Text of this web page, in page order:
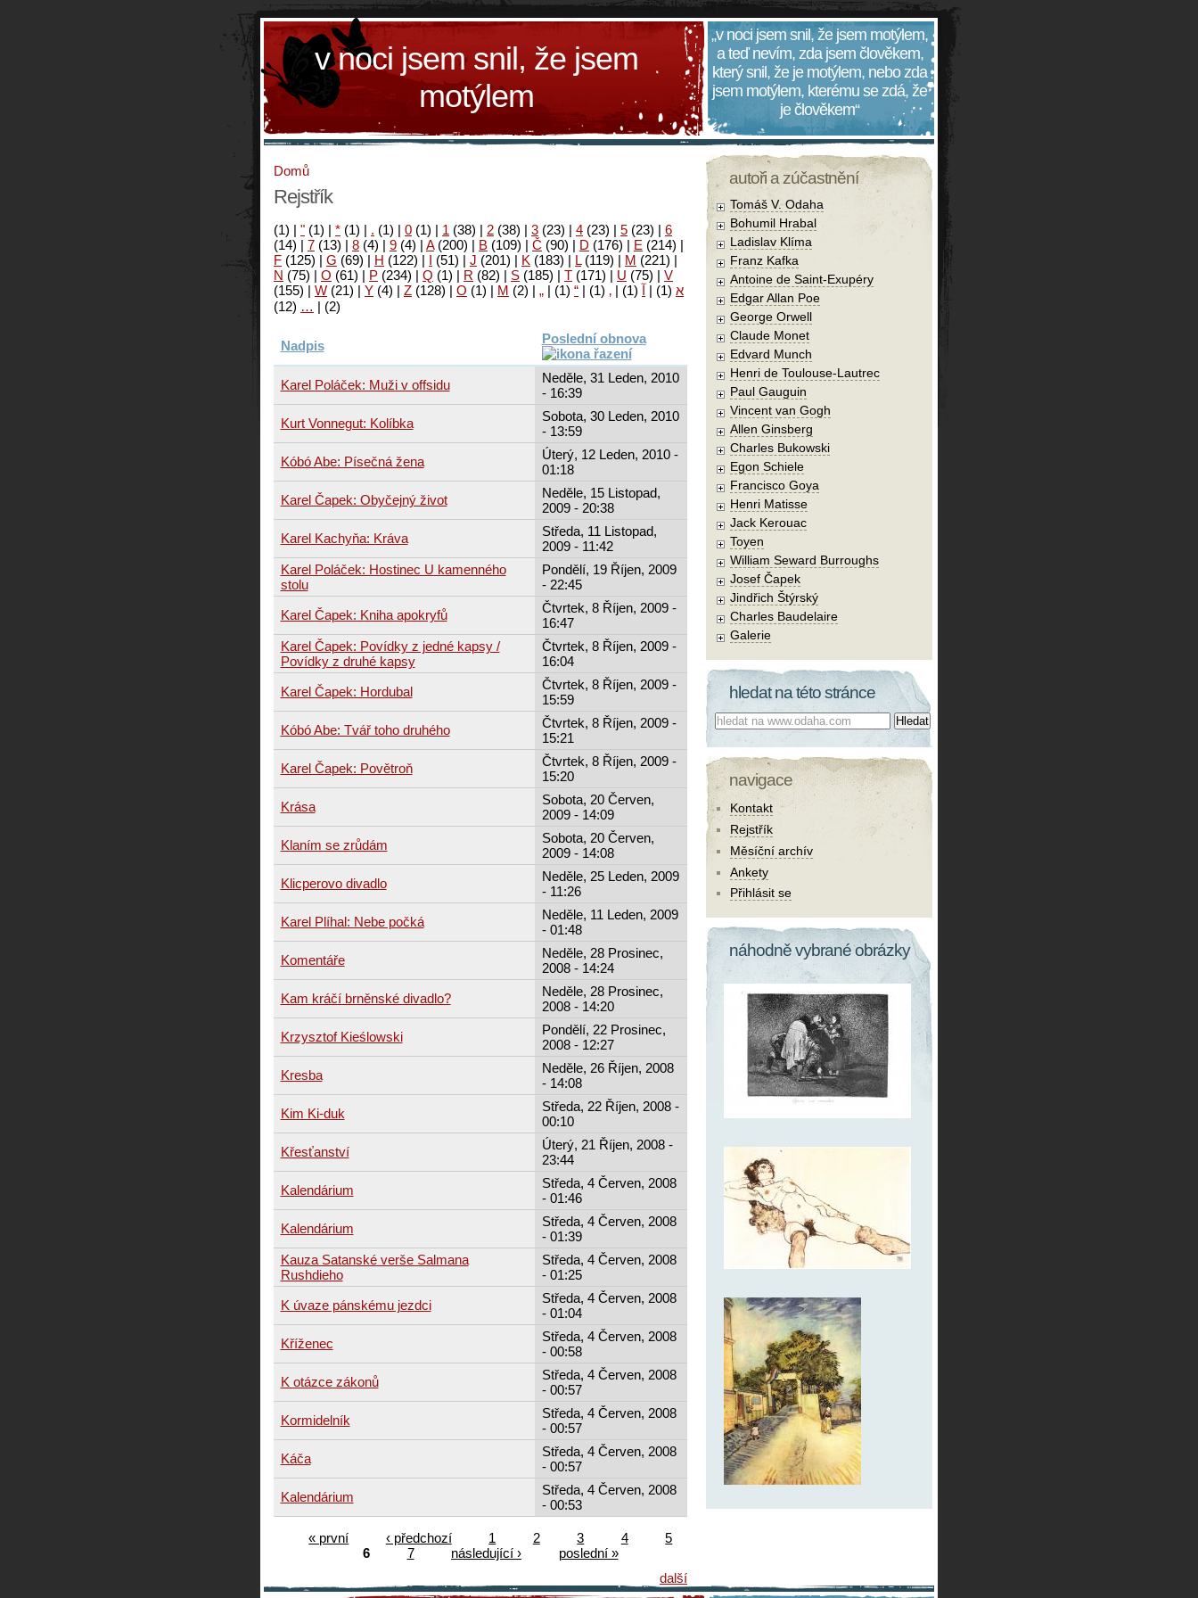
v noci jsem snil, že jsem
motýlem
„v noci jsem snil, že jsem motýlem,
a teď nevím, zda jsem člověkem,
který snil, že je motýlem, nebo zda
jsem motýlem, kterému se zdá, že
je člověkem“
Domů
Rejstřík
(1) | " (1) | * (1) | . (1) | 0 (1) | 1 (38) | 2 (38) | 3 (23) | 4 (23) | 5 (23) | 6
(14) | 7 (13) | 8 (4) | 9 (4) | A(200) | B (109) | Č (90) | D (176) | E (214) |
F (125) | G (69) | H (122) | I (51) | J (201) | K (183) | L(119) | M (221) |
N (75) | O (61) | P (234) | Q (1) | R (82) | S (185) | T (171) | U (75) | V
(155) | W (21) | Y (4) | Z (128) | Ο (1) | М (2) | א (1)
| آ (1)
|
‚
(1)
|
“
(1)
|
„
(2)
|
…
(12)
Nadpis Poslední obnova
Karel Poláček: Muži v offsidu
Neděle, 31 Leden, 2010
- 16:39
Kurt Vonnegut: Kolíbka
Sobota, 30 Leden, 2010
- 13:59
Kóbó Abe: Písečná žena
Úterý, 12 Leden, 2010 -
01:18
Karel Čapek: Obyčejný život
Neděle, 15 Listopad,
2009 - 20:38
Karel Kachyňa: Kráva
Středa, 11 Listopad,
2009 - 11:42
Karel Poláček: Hostinec U kamenného
stolu
Pondělí, 19 Říjen, 2009
- 22:45
Karel Čapek: Kniha apokryfů
Čtvrtek, 8 Říjen, 2009 -
16:47
Karel Čapek: Povídky z jedné kapsy /
Povídky z druhé kapsy
Čtvrtek, 8 Říjen, 2009 -
16:04
Karel Čapek: Hordubal
Čtvrtek, 8 Říjen, 2009 -
15:59
Kóbó Abe: Tvář toho druhého
Čtvrtek, 8 Říjen, 2009 -
15:21
Karel Čapek: Povětroň
Čtvrtek, 8 Říjen, 2009 -
15:20
Krása
Sobota, 20 Červen,
2009 - 14:09
Klaním se zrůdám
Sobota, 20 Červen,
2009 - 14:08
Klicperovo divadlo
Neděle, 25 Leden, 2009
- 11:26
Karel Plíhal: Nebe počká
Neděle, 11 Leden, 2009
- 01:48
Komentáře
Neděle, 28 Prosinec,
2008 - 14:24
Kam kráčí brněnské divadlo?
Neděle, 28 Prosinec,
2008 - 14:20
Krzysztof Kieślowski
Pondělí, 22 Prosinec,
2008 - 12:27
Kresba
Neděle, 26 Říjen, 2008
- 14:08
Kim Ki-duk
Středa, 22 Říjen, 2008 -
00:10
Křesťanství
Úterý, 21 Říjen, 2008 -
23:44
Kalendárium
Středa, 4 Červen, 2008
- 01:46
Kalendárium
Středa, 4 Červen, 2008
- 01:39
Kauza Satanské verše Salmana
Rushdieho
Středa, 4 Červen, 2008
- 01:25
K úvaze pánskému jezdci
Středa, 4 Červen, 2008
- 01:04
Kříženec
Středa, 4 Červen, 2008
- 00:58
K otázce zákonů
Středa, 4 Červen, 2008
- 00:57
Kormidelník
Středa, 4 Červen, 2008
- 00:57
Káča
Středa, 4 Červen, 2008
- 00:57
Kalendárium
Středa, 4 Červen, 2008
- 00:53
« první ‹ předchozí 1 2 3 4
5
6
7 následující ›
poslední »
další
autoři a zúčastnění
Tomáš V. Odaha
Bohumil Hrabal
Ladislav Klíma
Franz Kafka
Antoine de Saint-Exupéry
Edgar Allan Poe
George Orwell
Claude Monet
Edvard Munch
Henri de Toulouse-Lautrec
Paul Gauguin
Vincent van Gogh
Allen Ginsberg
Charles Bukowski
Egon Schiele
Francisco Goya
Henri Matisse
Jack Kerouac
Toyen
William Seward Burroughs
Josef Čapek
Jindřich Štýrský
Charles Baudelaire
Galerie
hledat na této stránce
Co hledat:
navigace
Kontakt
Rejstřík
Měsíční archív
Ankety
Přihlásit se
náhodně vybrané obrázky